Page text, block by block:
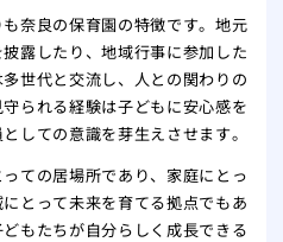
奈良の保育園の特徴です。地元
露したり、地域行事に参加した
世代と交流し、人との関わりの
られる経験は子どもに安心感を
しての意識を芽生えさせます。
ての居場所であり、家庭にとっ
とって未来を育てる拠点でもあ
もたちが自分らしく成長できる